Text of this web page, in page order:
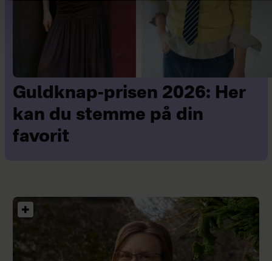
Guldknap-prisen 2026: Her
kan du stemme på din
favorit